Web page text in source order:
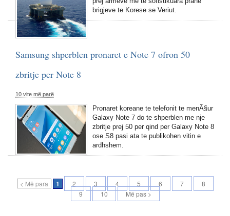
brigjeve te Korese se Veriut.
Samsung shperblen pronaret e Note 7 ofron 50
zbritje per Note 8
10 vite më parë
Pronaret koreane te telefonit te menÃ§ur
Galaxy Note 7 do te shperblen me nje
zbritje prej 50 per qind per Galaxy Note 8
ose S8 pasi ata te publikohen vitin e
ardhshem.
< Më para 1 2 3 4 5 6 7
8
9
10 Më pas >